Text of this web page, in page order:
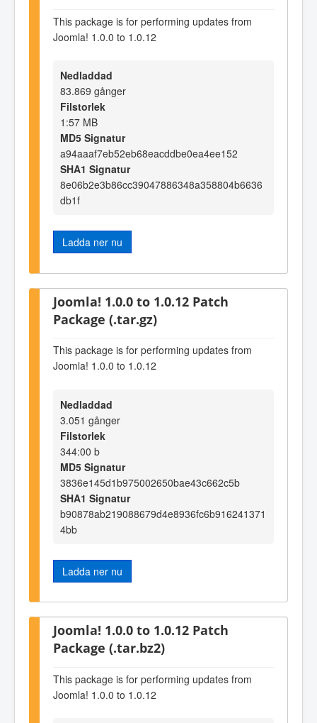
This package is for performing updates from
Joomla! 1.0.0 to 1.0.12
Nedladdad
83.869 gånger
Filstorlek
1:57 MB
MD5 Signatur
a94aaaf7eb52eb68eacddbe0ea4ee152
SHA1 Signatur
8e06b2e3b86cc39047886348a358804b6636
db1f
Ladda ner nu
Joomla! 1.0.0 to 1.0.12 Patch
Package (.tar.gz)
This package is for performing updates from
Joomla! 1.0.0 to 1.0.12
Nedladdad
3.051 gånger
Filstorlek
344:00 b
MD5 Signatur
3836e145d1b975002650bae43c662c5b
SHA1 Signatur
b90878ab219088679d4e8936fc6b916241371
4bb
Ladda ner nu
Joomla! 1.0.0 to 1.0.12 Patch
Package (.tar.bz2)
This package is for performing updates from
Joomla! 1.0.0 to 1.0.12